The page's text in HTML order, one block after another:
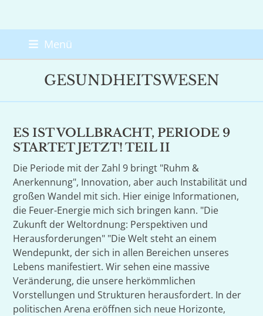
content
Menü
GESUNDHEITSWESEN
ES IST VOLLBRACHT, PERIODE 9
STARTET JETZT! TEIL II
Die Periode mit der Zahl 9 bringt "Ruhm &
Anerkennung", Innovation, aber auch Instabilität und
großen Wandel mit sich. Hier einige Informationen,
die Feuer-Energie mich sich bringen kann. "Die
Zukunft der Weltordnung: Perspektiven und
Herausforderungen" "Die Welt steht an einem
Wendepunkt, der sich in allen Bereichen unseres
Lebens manifestiert. Wir sehen eine massive
Veränderung, die unsere herkömmlichen
Vorstellungen und Strukturen herausfordert. In der
politischen Arena eröffnen sich neue Horizonte,